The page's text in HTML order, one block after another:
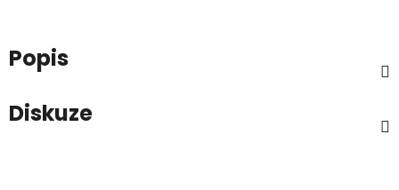
Popis
Diskuze